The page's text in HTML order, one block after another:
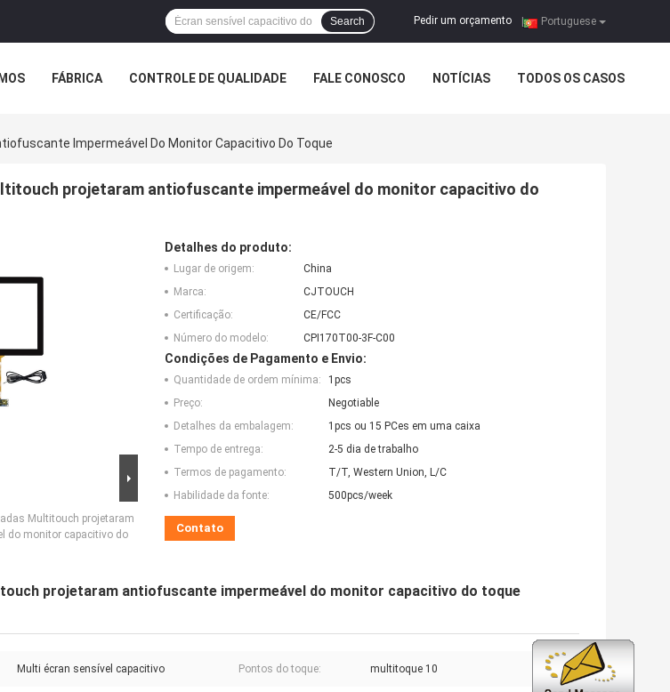
Portuguese
Pedir um orçamento |
Search
FÁBRICA CONTROLE DE QUALIDADE FALE CONOSCO NOTÍCIAS TODOS OS CASOS
Impermeável Do Monitor Capacitivo Do Toque
projetaram antiofuscante impermeável do monitor capacitivo do
Multitouch projetaram
do monitor capacitivo do
Detalhes do produto:
Lugar de origem:
China
Marca:
CJTOUCH
Certificação:
CE/FCC
Número do modelo:
CPI170T00-3F-C00
Condições de Pagamento e Envio:
Quantidade de ordem mínima:
1pcs
Preço:
Negotiable
Detalhes da embalagem:
1pcs ou 15 PCes em uma caixa
Tempo de entrega:
2-5 dia de trabalho
Termos de pagamento:
T/T, Western Union, L/C
Habilidade da fonte:
500pcs/week
Contato
projetaram antiofuscante impermeável do monitor capacitivo do toque
Multi écran sensível capacitivo Pontos do toque: multitoque 10